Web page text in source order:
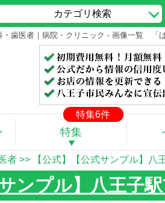
カテゴリ検索
・歯医者｜病院・クリニック - 画像一覧 「は
特集6件
特集
者 >> 【公式】【公式サンプル】八
サンプル】八王子